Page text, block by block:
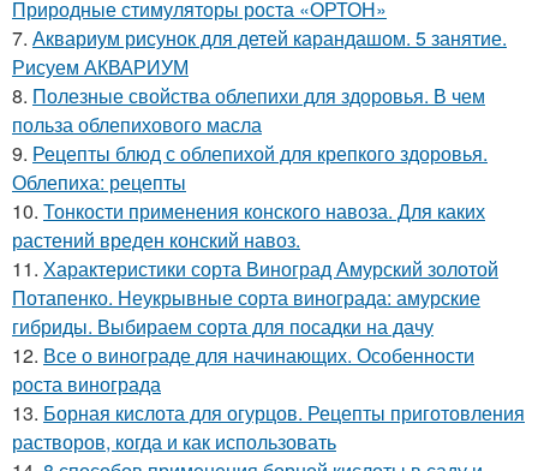
Природные стимуляторы роста «ОРТОН»
7. Аквариум рисунок для детей карандашом. 5 занятие.
Рисуем АКВАРИУМ
8. Полезные свойства облепихи для здоровья. В чем
польза облепихового масла
9. Рецепты блюд с облепихой для крепкого здоровья.
Облепиха: рецепты
10. Тонкости применения конского навоза. Для каких
растений вреден конский навоз.
11. Характеристики сорта Виноград Амурский золотой
Потапенко. Неукрывные сорта винограда: амурские
гибриды. Выбираем сорта для посадки на дачу
12. Все о винограде для начинающих. Особенности
роста винограда
13. Борная кислота для огурцов. Рецепты приготовления
растворов, когда и как использовать